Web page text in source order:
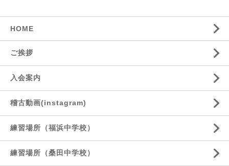
HOME
ご挨拶
入会案内
稽古動画(instagram)
練習場所（福浜中学校）
練習場所（桑田中学校）